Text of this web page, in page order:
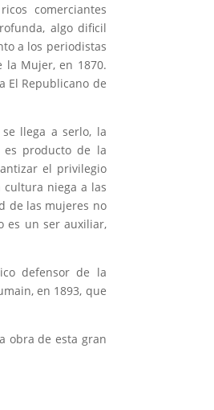
comerciantes
algo dificil
a los periodistas
la Mujer, en 1870.
El Republicano de
llega a serlo, la
es producto de la
el privilegio
cultura niega a las
de las mujeres no
es un ser auxiliar,
defensor de la
en 1893, que
obra de esta gran